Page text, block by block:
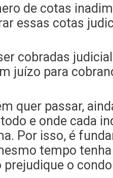
de cotas
essas cotas
cobradas
juízo para
quer passar,
e onde cada
Por isso, é
tempo
o